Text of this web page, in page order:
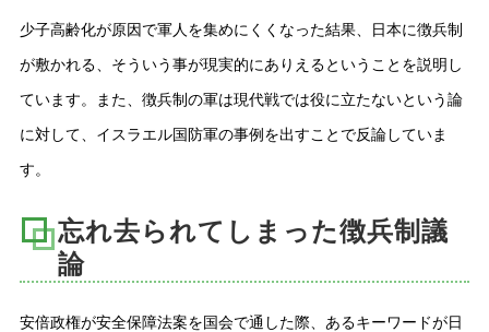
少子高齢化が原因で軍人を集めにくくなった結果、日本に徴兵制
が敷かれる、そういう事が現実的にありえるということを説明し
ています。また、徴兵制の軍は現代戦では役に立たないという論
に対して、イスラエル国防軍の事例を出すことで反論していま
す。
忘れ去られてしまった徴兵制議
論
安倍政権が安全保障法案を国会で通した際、あるキーワードが日